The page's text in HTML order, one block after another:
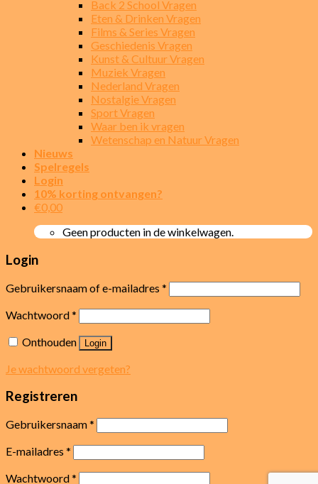
Back 2 School Vragen
Eten & Drinken Vragen
Films & Series Vragen
Geschiedenis Vragen
Kunst & Cultuur Vragen
Muziek Vragen
Nederland Vragen
Nostalgie Vragen
Sport Vragen
Waar ben ik vragen
Wetenschap en Natuur Vragen
Nieuws
Spelregels
Login
10% korting ontvangen?
€0,00
Geen producten in de winkelwagen.
Login
Gebruikersnaam of e-mailadres *
Wachtwoord*
Onthouden
Login
Je wachtwoord vergeten?
Registreren
Gebruikersnaam*
E-mailadres *
Wachtwoord*